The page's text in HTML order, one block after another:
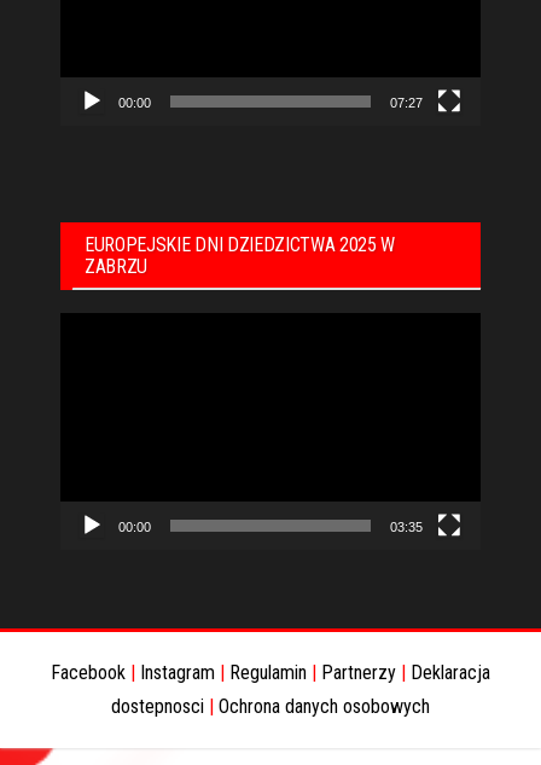
00:00 07:27
EUROPEJSKIE DNI DZIEDZICTWA 2025 W
ZABRZU
00:00 03:35
Facebook | Instagram | Regulamin | Partnerzy | Deklaracja
dostepnosci | Ochrona danych osobowych